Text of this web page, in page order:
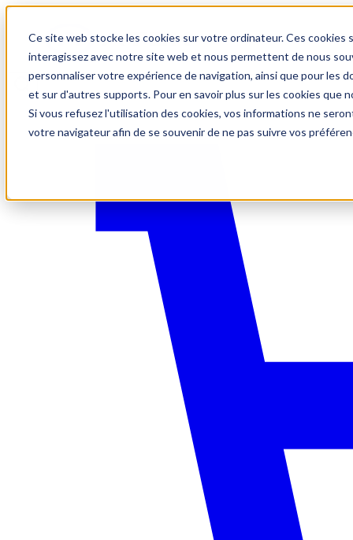
Ce site web stocke les cookies sur votre ordinateur. Ces
interagissez avec notre site web et nous permettent de nous
personnaliser votre expérience de navigation, ainsi que pour les
et sur d'autres supports. Pour en savoir plus sur les cookies
Si vous refusez l'utilisation des cookies, vos informations ne
votre navigateur afin de se souvenir de ne pas suivre vos